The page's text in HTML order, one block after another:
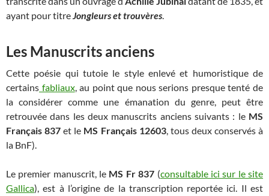
ayant pour titreJongleurs et trouvères.
Les Manuscrits anciens
Cette poésie qui tutoie le style enlevé et humoristique de
certains fabliaux, au point que nous serions presque tenté de
la considérer comme une émanation du genre, peut être
retrouvée dans les deux manuscrits anciens suivants : le MS
Français 837 et le MS Français 12603, tous deux conservés à
la BnF).
Le premier manuscrit, le MS Fr 837 (consultable ici sur le site
Gallica), est à l’origine de la transcription reportée ici. Il est